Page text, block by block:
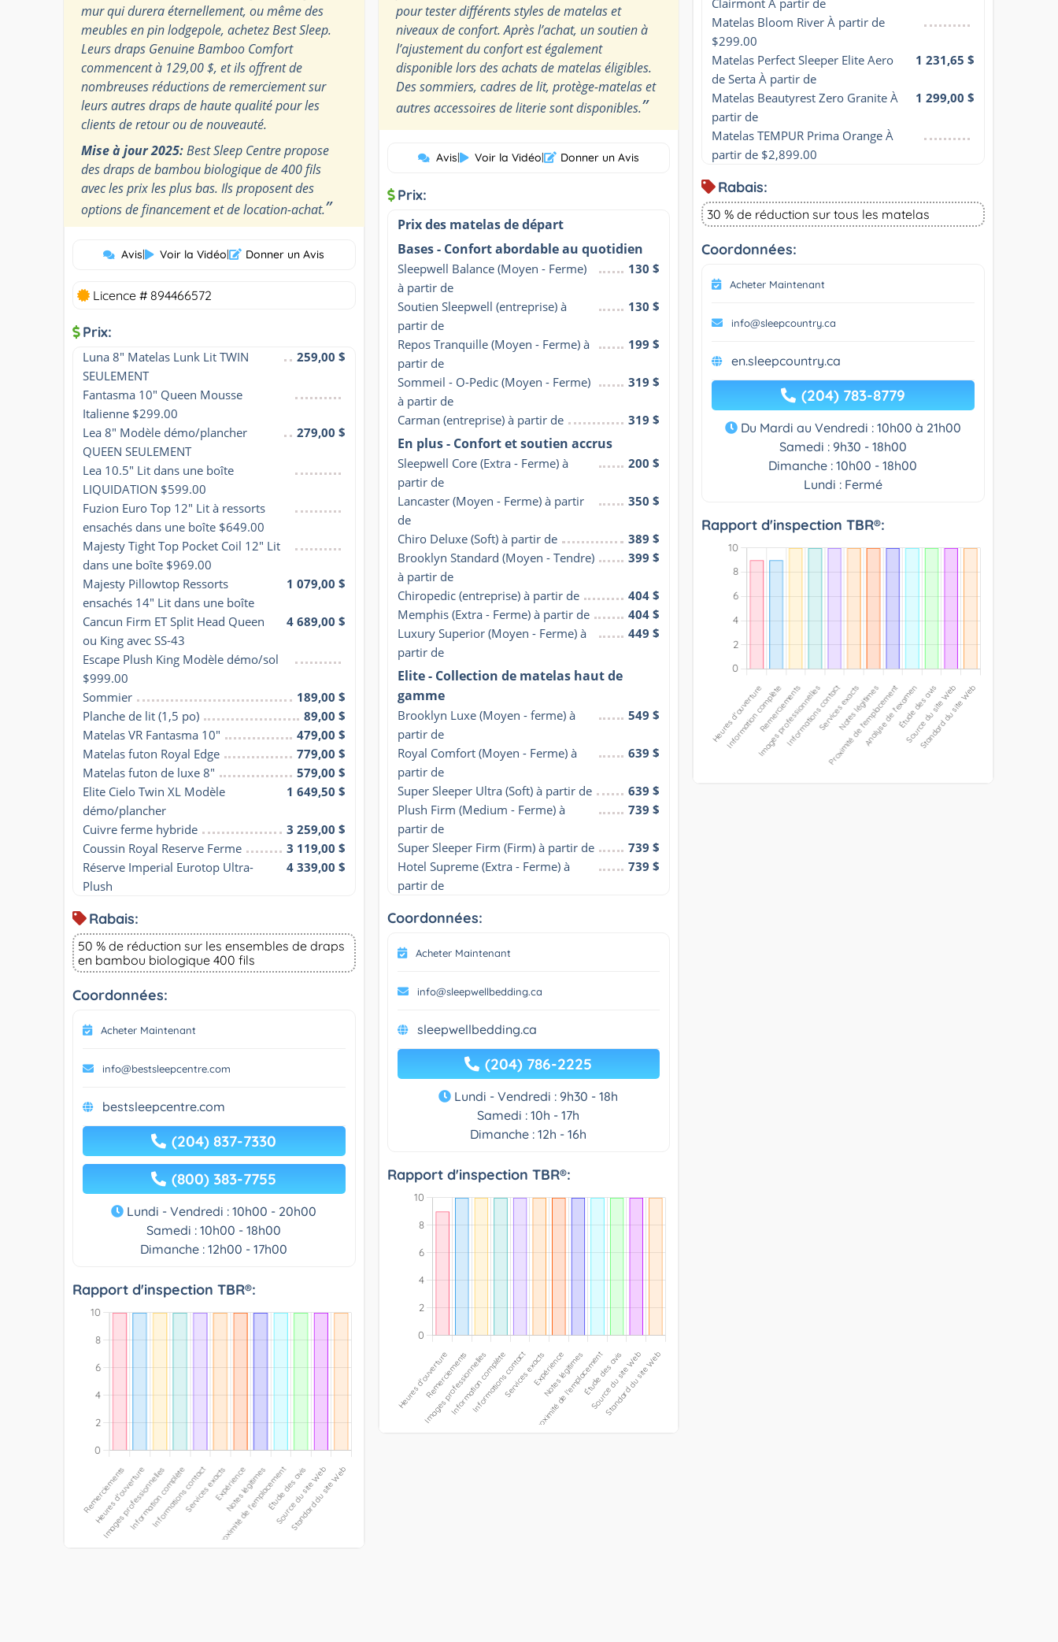
mur qui durera éternellement, ou même des
meubles en pin lodgepole, achetez Best Sleep.
Leurs draps Genuine Bamboo Comfort
commencent à 129,00 $, et ils offrent de
nombreuses réductions de remerciement sur
leurs autres draps de haute qualité pour les
clients de retour ou de nouveauté.
Mise à jour 2025:Best Sleep Centre propose
des draps de bambou biologique de 400 fils
avec les prix les plus bas. Ils proposent des
options de financement et de location-achat.”
Avis| Voir la Vidéo| Donner un Avis
Licence # 894466572
Prix:
Luna 8" Matelas Lunk Lit TWIN
SEULEMENT
259,00 $
Fantasma 10" Queen Mousse
Italienne $299.00
Lea 8" Modèle démo/plancher
QUEEN SEULEMENT
279,00 $
Lea 10.5" Lit dans une boîte
LIQUIDATION $599.00
Fuzion Euro Top 12" Lit à ressorts
ensachés dans une boîte $649.00
Majesty Tight Top Pocket Coil 12" Lit
dans une boîte $969.00
Majesty Pillowtop Ressorts
ensachés 14" Lit dans une boîte
1 079,00 $
Cancun Firm ET Split Head Queen
ou King avec SS-43
4 689,00 $
Escape Plush King Modèle démo/sol
$999.00
Sommier
189,00 $
Planche de lit (1,5 po)
89,00 $
Matelas VR Fantasma 10"
479,00 $
Matelas futon Royal Edge
779,00 $
Matelas futon de luxe 8"
579,00 $
Elite Cielo Twin XL Modèle
démo/plancher
1 649,50 $
Cuivre ferme hybride
3 259,00 $
Coussin Royal Reserve Ferme
3 119,00 $
Réserve Imperial Eurotop Ultra-
Plush
4 339,00 $
Rabais:
50 % de réduction sur les ensembles de draps
en bambou biologique 400 fils
Coordonnées:
Acheter Maintenant
info@bestsleepcentre.com
bestsleepcentre.com
(204) 837-7330
(800) 383-7755
Lundi - Vendredi : 10h00 - 20h00
Samedi : 10h00 - 18h00
Dimanche : 12h00 - 17h00
Rapport d'inspection TBR®:
pour tester différents styles de matelas et
niveaux de confort. Après l’achat, un soutien à
l’ajustement du confort est également
disponible lors des achats de matelas éligibles.
Des sommiers, cadres de lit, protège-matelas et
autres accessoires de literie sont disponibles.”
Avis| Voir la Vidéo| Donner un Avis
Prix:
Prix des matelas de départ
Bases - Confort abordable au quotidien
Sleepwell Balance (Moyen - Ferme)
à partir de
130 $
Soutien Sleepwell (entreprise) à
partir de
130 $
Repos Tranquille (Moyen - Ferme) à
partir de
199 $
Sommeil - O-Pedic (Moyen - Ferme)
à partir de
319 $
Carman (entreprise) à partir de 319 $
En plus - Confort et soutien accrus
Sleepwell Core (Extra - Ferme) à
partir de
200 $
Lancaster (Moyen - Ferme) à partir
de
350 $
Chiro Deluxe (Soft) à partir de
389 $
Brooklyn Standard (Moyen - Tendre)
à partir de
399 $
Chiropedic (entreprise) à partir de
404 $
Memphis (Extra - Ferme) à partir de
404 $
Luxury Superior (Moyen - Ferme) à
partir de
449 $
Elite - Collection de matelas haut de
gamme
Brooklyn Luxe (Moyen - ferme) à
partir de
549 $
Royal Comfort (Moyen - Ferme) à
partir de
639 $
Super Sleeper Ultra (Soft) à partir de
639 $
Plush Firm (Medium - Ferme) à
partir de
739 $
Super Sleeper Firm (Firm) à partir de
739 $
Hotel Supreme (Extra - Ferme) à
partir de
739 $
Coordonnées:
Acheter Maintenant
info@sleepwellbedding.ca
sleepwellbedding.ca
(204) 786-2225
Lundi - Vendredi : 9h30 - 18h
Samedi : 10h - 17h
Dimanche : 12h - 16h
Rapport d'inspection TBR®:
Matelas Bloom River À partir de
$299.00
Matelas Perfect Sleeper Elite Aero
de Serta À partir de
1 231,65 $
Matelas Beautyrest Zero Granite À
partir de
1 299,00 $
Matelas TEMPUR Prima Orange À
partir de $2,899.00
Rabais:
30 % de réduction sur tous les matelas
Coordonnées:
Acheter Maintenant
info@sleepcountry.ca
en.sleepcountry.ca
(204) 783-8779
Du Mardi au Vendredi : 10h00 à 21h00
Samedi : 9h30 - 18h00
Dimanche : 10h00 - 18h00
Lundi : Fermé
Rapport d'inspection TBR®: